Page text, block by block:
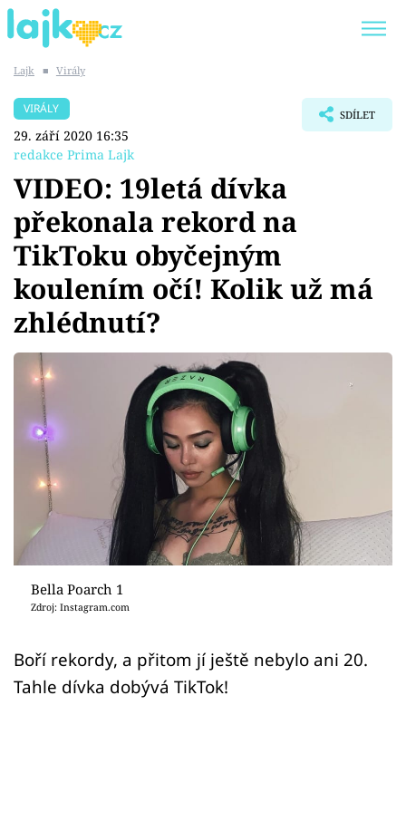
SHOPAHOLICADEL
Témata
Showbyznys
Youtubeři
Virály
Sex a vztahy
Videa
Sledujte prima+
Přihlášení
Lajk ■ Virály
VIRÁLY
29. září 2020 16:35
redakce Prima Lajk
SDÍLET
VIDEO: 19letá dívka
překonala rekord na
TikToku obyčejným
koulením očí! Kolik už má
zhlédnutí?
Bella Poarch 1
Zdroj: Instagram.com
Boří rekordy, a přitom jí ještě nebylo ani 20.
Tahle dívka dobývá TikTok!